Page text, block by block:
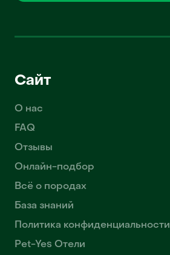
Сайт
О нас
FAQ
Отзывы
Онлайн-подбор
Всё о породах
База знаний
Политика конфиденциальности
Pet-Yes Отели